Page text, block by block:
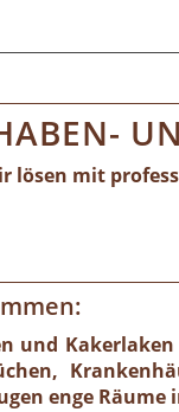
lösen mit
und
enge